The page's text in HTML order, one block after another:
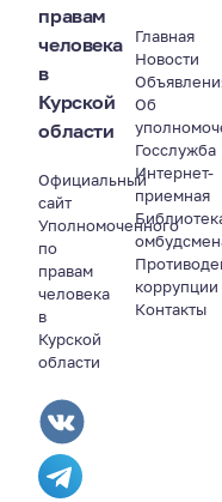
правам
человека
в
Курской
области
Официальный
сайт
Уполномоченного
по
правам
человека
в
Курской
области
Главная
Новости
Об
Госслужба
Интернет-
приемная
коррупции
Контакты